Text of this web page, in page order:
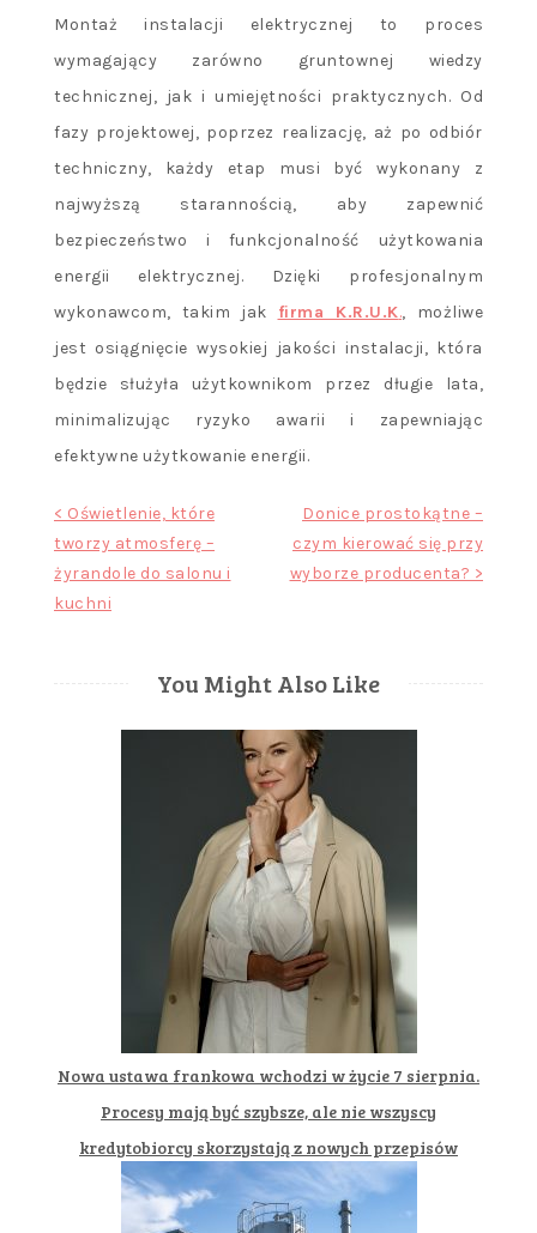
Montaż instalacji elektrycznej to proces
wymagający zarówno gruntownej wiedzy
technicznej, jak i umiejętności praktycznych. Od
fazy projektowej, poprzez realizację, aż po odbiór
techniczny, każdy etap musi być wykonany z
najwyższą starannością, aby zapewnić
bezpieczeństwo i funkcjonalność użytkowania
energii elektrycznej. Dzięki profesjonalnym
wykonawcom, takim jak firma K.R.U.K., możliwe
jest osiągnięcie wysokiej jakości instalacji, która
będzie służyła użytkownikom przez długie lata,
minimalizując ryzyko awarii i zapewniając
efektywne użytkowanie energii.
Nawigacja
wpisu
< Oświetlenie, które
tworzy atmosferę –
żyrandole do salonu i
kuchni
Donice prostokątne –
czym kierować się przy
wyborze producenta? >
You Might Also Like
Nowa ustawa frankowa wchodzi w życie 7 sierpnia.
Procesy mają być szybsze, ale nie wszyscy
kredytobiorcy skorzystają z nowych przepisów